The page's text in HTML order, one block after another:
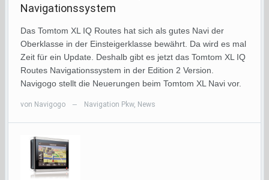
Navigationssystem
Das Tomtom XL IQ Routes hat sich als gutes Navi der
Oberklasse in der Einsteigerklasse bewährt. Da wird es mal
Zeit für ein Update. Deshalb gibt es jetzt das Tomtom XL IQ
Routes Navigationssystem in der Edition 2 Version.
Navigogo stellt die Neuerungen beim Tomtom XL Navi vor.
von Navigogo — Navigation Pkw, News